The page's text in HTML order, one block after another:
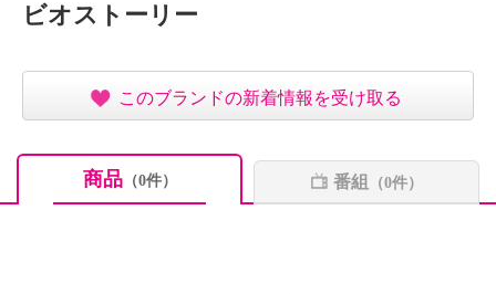
ビオストーリー
このブランドの新着情報を受け取る
商品（0件） 番組 （0件）